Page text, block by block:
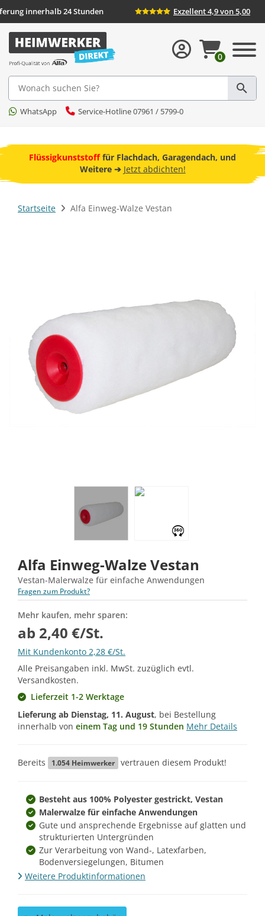
innerhalb 24 Stunden Exzellent 4,9 von 5,00
Suche
WhatsApp Service-Hotline 07961 / 5799-0
0
Flüssigkunststofffür Flachdach, Garagendach, und
Weitere ➔ Jetzt abdichten!
Startseite Alfa Einweg-Walze Vestan
Alfa Einweg-Walze Vestan
Vestan-Malerwalze für einfache Anwendungen
Fragen zum Produkt?
Mehr kaufen, mehr sparen:
ab 2,40 €/St.
Mit Kundenkonto 2,28 €/St.
Alle Preisangaben inkl. MwSt. zuzüglich evtl.
Versandkosten.
Lieferzeit 1-2 Werktage
Lieferung ab Dienstag, 11. August, bei Bestellung
innerhalb von einem Tag und 19 Stunden Mehr Details
Bereits 1.054 Heimwerker vertrauen diesem Produkt!
Besteht aus 100% Polyester gestrickt, Vestan
Malerwalze für einfache Anwendungen
Gute und ansprechende Ergebnisse auf glatten und
strukturierten Untergründen
Zur Verarbeitung von Wand-, Latexfarben,
Bodenversiegelungen, Bitumen
Weitere Produktinformationen